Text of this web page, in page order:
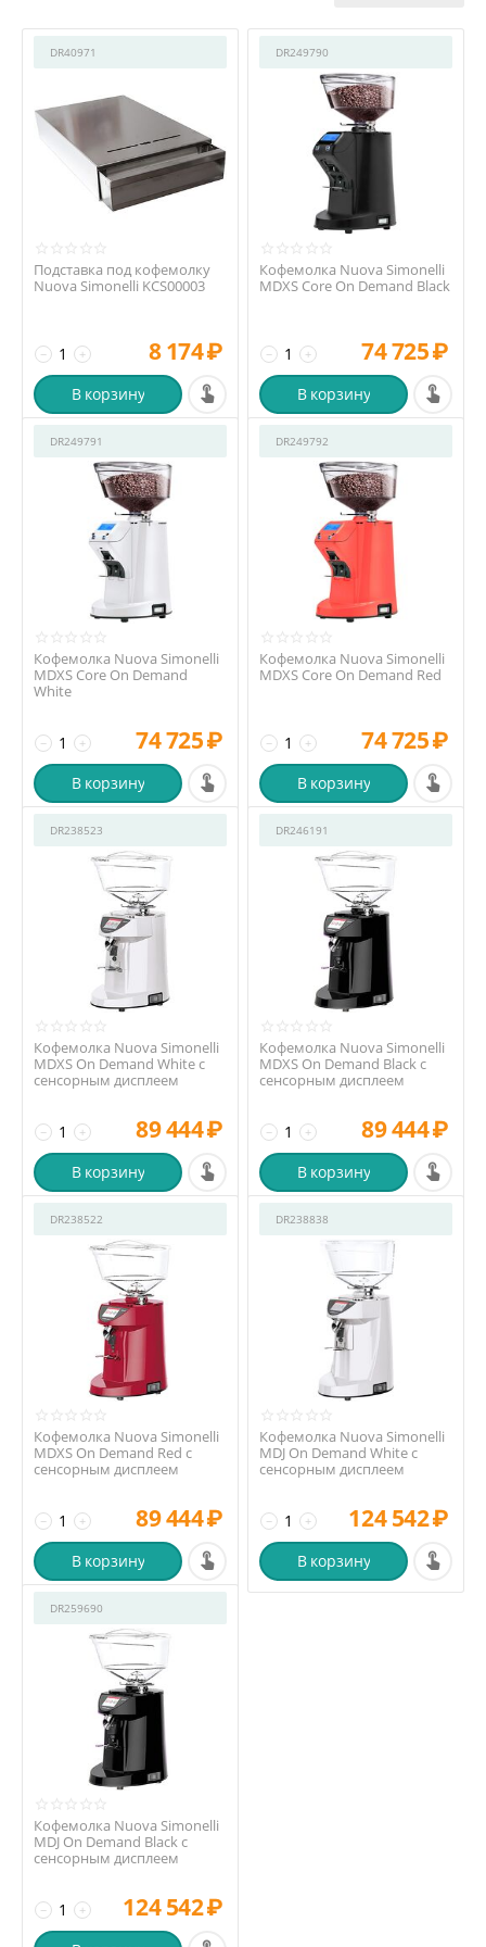
DR40971
Подставка под кофемолку
Nuova Simonelli KCS00003
+
− 8 174₽
В корзину
DR249790
Кофемолка Nuova Simonelli
MDXS Core On Demand Black
+
− 74 725₽
В корзину
DR249791
Кофемолка Nuova Simonelli
MDXS Core On Demand
White
+
− 74 725₽
В корзину
DR249792
Кофемолка Nuova Simonelli
MDXS Core On Demand Red
+
− 74 725₽
В корзину
DR238523
Кофемолка Nuova Simonelli
MDXS On Demand White с
сенсорным дисплеем
+
− 89 444₽
В корзину
DR246191
Кофемолка Nuova Simonelli
MDXS On Demand Black с
сенсорным дисплеем
+
− 89 444₽
В корзину
DR238522
Кофемолка Nuova Simonelli
MDXS On Demand Red с
сенсорным дисплеем
+
− 89 444₽
В корзину
DR238838
Кофемолка Nuova Simonelli
MDJ On Demand White с
сенсорным дисплеем
+
− 124 542₽
В корзину
DR259690
Кофемолка Nuova Simonelli
MDJ On Demand Black с
сенсорным дисплеем
+
− 124 542₽